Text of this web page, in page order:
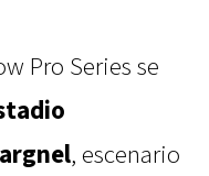
Pro Series se
, escenario